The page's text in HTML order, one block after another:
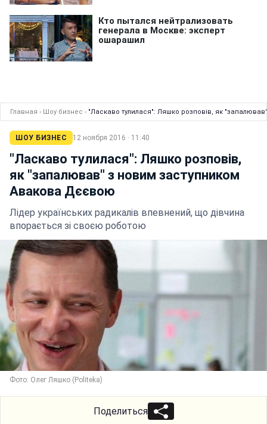
Главная › Шоу бизнес › "Ласкаво тулилася": Ляшко розповів, як
ШОУ БИЗНЕС 12 ноября 2016 · 11:40
"Ласкаво тулилася": Ляшко розповів,
як "запалював" з новим заступником
Авакова Дєєвою
Лідер українських радикалів впевнений, що дівчина
впорається зі своєю роботою
Фото: Олег Ляшко (Politeka)
Поделиться